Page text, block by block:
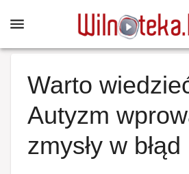
Warto
Autyzm
zmysły w błąd